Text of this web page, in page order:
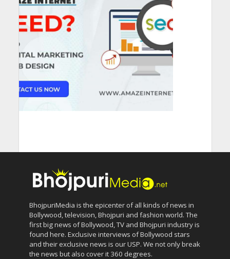
BhojpuriMedia is the epicenter of all kinds of news in
Bollywood, television, Bhojpuri and fashion world. The
first big news of Bollywood, TV and Bhojpuri industry is
found here. Exclusive interviews of Bollywood stars
and their exclusive news is our USP. We not only break
the news but also cover it 360 degrees.